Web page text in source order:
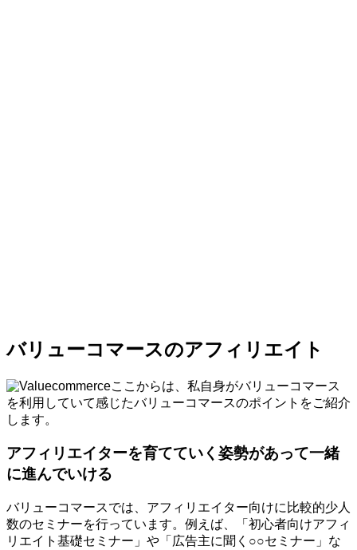
バリューコマースのアフィリエイト
ここからは、私自身がバリューコマース
を利用していて感じたバリューコマースのポイントをご紹介
します。
アフィリエイターを育てていく姿勢があって一緒
に進んでいける
バリューコマースでは、アフィリエイター向けに比較的少人
数のセミナーを行っています。例えば、「初心者向けアフィ
リエイト基礎セミナー」や「広告主に聞く○○セミナー」な